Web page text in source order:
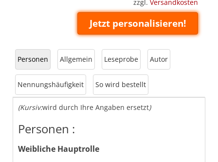
zzgl. Versandkosten
Jetzt personalisieren!
Personen Allgemein Leseprobe Autor
Nennungshäufigkeit So wird bestellt
(Kursiv:wird durch Ihre Angaben ersetzt)
Personen :
Weibliche Hauptrolle